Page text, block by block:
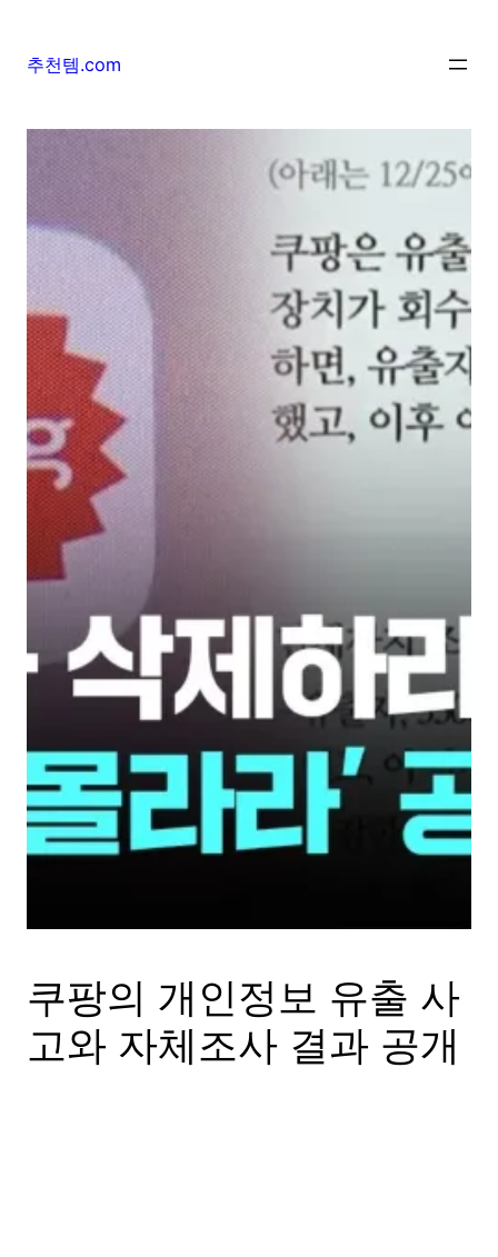
추천템.com
쿠팡의 개인정보 유출 사
고와 자체조사 결과 공개